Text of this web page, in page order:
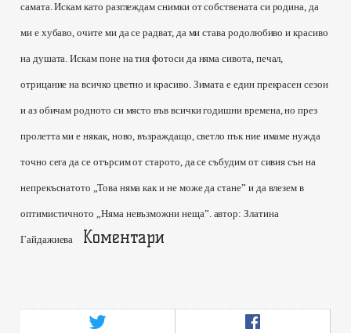
самата. Искам като разглеждам снимки от собствената си родина, да
ми е хубаво, очите ми да се радват, да ми става родолюбиво и красиво
на душата. Искам поне на тия фотоси да няма сивота, печал,
отрицание на всичко цветно и красиво. Зимата е един прекрасен сезон
и аз обичам родното си място във всички годишни времена, но през
пролетта ми е някак, ново, възраждащо, светло пък ние имаме нужда
точно сега да се отърсим от старото, да се събудим от сивия сън на
непрекъснатото „Това няма как и не може да стане” и да влезем в
оптимистичното „Няма невъзможни неща”. автор: Златина
Гайдажиева Коментари